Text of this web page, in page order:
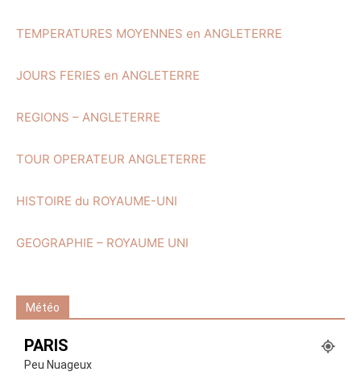
TEMPERATURES MOYENNES en ANGLETERRE
JOURS FERIES en ANGLETERRE
REGIONS – ANGLETERRE
TOUR OPERATEUR ANGLETERRE
HISTOIRE du ROYAUME-UNI
GEOGRAPHIE – ROYAUME UNI
Météo
PARIS
Peu Nuageux